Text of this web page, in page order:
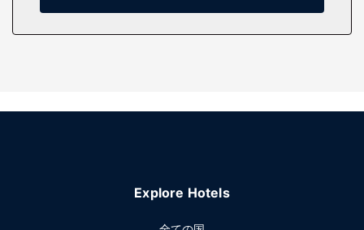
す。セーフティボックス、新聞 (無料)の他に、市内通話 (無
ください。このリゾート には、スキー装着のままアクセス可
Explore Hotels